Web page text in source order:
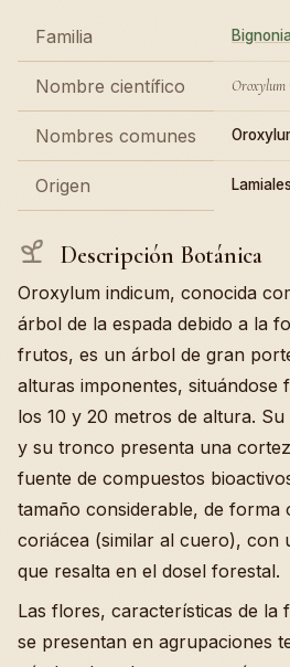
Familia
Nombre científico Oroxylum
Nombres comunes
Origen Lamiales
Descripción Botánica
Oroxylum indicum, conocida
árbol de la espada debido a la
frutos, es un árbol de gran
alturas imponentes, situándose
los 10 y 20 metros de altura.
y su tronco presenta una
fuente de compuestos
tamaño considerable, de forma
coriácea (similar al cuero), con
que resalta en el dosel forestal.
Las flores, características de la
se presentan en agrupaciones